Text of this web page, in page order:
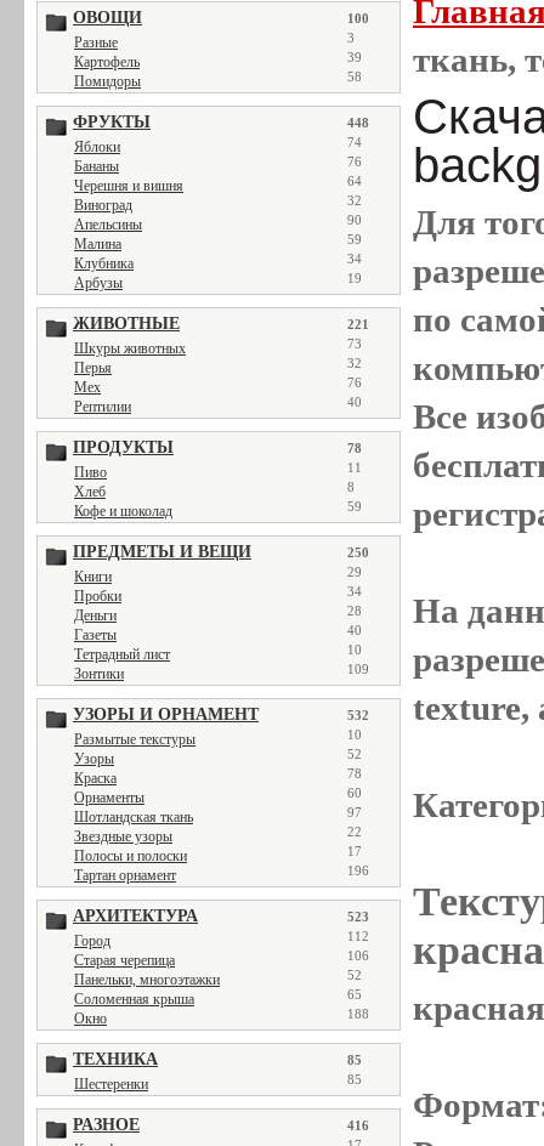
ОВОЩИ 100
Разные 3
Картофель 39
Помидоры 58
ФРУКТЫ 448
Яблоки 74
Бананы 76
Черешня и вишня 64
Виноград 32
Апельсины 90
Малина 59
Клубника 34
Арбузы 19
ЖИВОТНЫЕ 221
Шкуры животных 73
Перья 32
Мех 76
Рептилии 40
ПРОДУКТЫ 78
Пиво 11
Хлеб 8
Кофе и шоколад 59
ПРЕДМЕТЫ И ВЕЩИ 250
Книги 29
Пробки 34
Деньги 28
Газеты 40
Тетрадный лист 10
Зонтики 109
УЗОРЫ И ОРНАМЕНТ 532
Размытые текстуры 10
Узоры 52
Краска 78
Орнаменты 60
Шотландская ткань 97
Звездные узоры 22
Полосы и полоски 17
Тартан орнамент 196
АРХИТЕКТУРА 523
Город 112
Старая черепица 106
Панельки, многоэтажки 52
Соломенная крыша 65
Окно 188
ТЕХНИКА 85
Шестеренки 85
РАЗНОЕ 416
ткань,
Для
по
Все
На
texture,